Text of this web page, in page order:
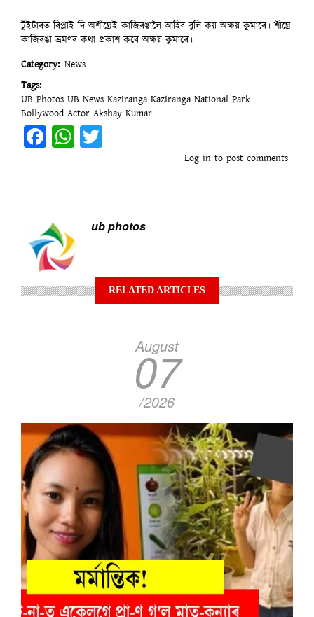
টুইটাৰত ৰিপ্লাই দি অশীঘ্ৰেই কাজিৰঙালৈ আহিব বুলি কয় অক্ষয় কুমাৰে। শীঘ্ৰে
কাজিৰঙা ভ্ৰমণৰ কথা প্ৰকাশ কৰে অক্ষয় কুমাৰে।
Category News
Tags
UB Photos UB News Kaziranga Kaziranga National Park
Bollywood Actor Akshay Kumar
Facebook
WhatsApp
Log in to post comments
ub photos
RELATED ARTICLES
August
07
/2026